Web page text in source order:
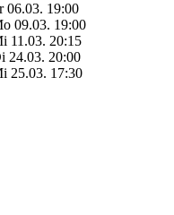
06.03. 19:00
09.03. 19:00
11.03. 20:15
24.03. 20:00
25.03. 17:30